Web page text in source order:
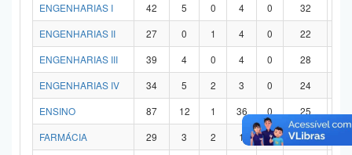
ENGENHARIAS I
42 5 0 4 0 32
ENGENHARIAS II
27 0 1 4 0 22
ENGENHARIAS III
39 4 0 4 0 28
ENGENHARIAS IV
34 5 2 3 0 24
ENSINO
87 12 1 36 0 25
FARMÁCIA
29 3 2 1 0 21